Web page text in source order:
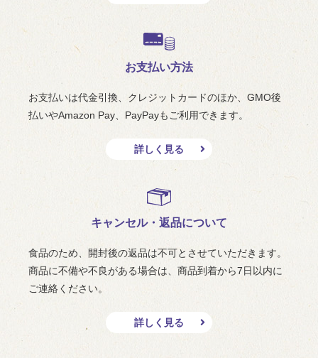
お支払い方法
お支払いは代金引換、クレジットカードのほか、GMO後
払いやAmazon Pay、PayPayもご利用できます。
詳しく見る
キャンセル・返品について
食品のため、開封後の返品は不可とさせていただきます。
商品に不備や不良がある場合は、商品到着から7日以内に
ご連絡ください。
詳しく見る